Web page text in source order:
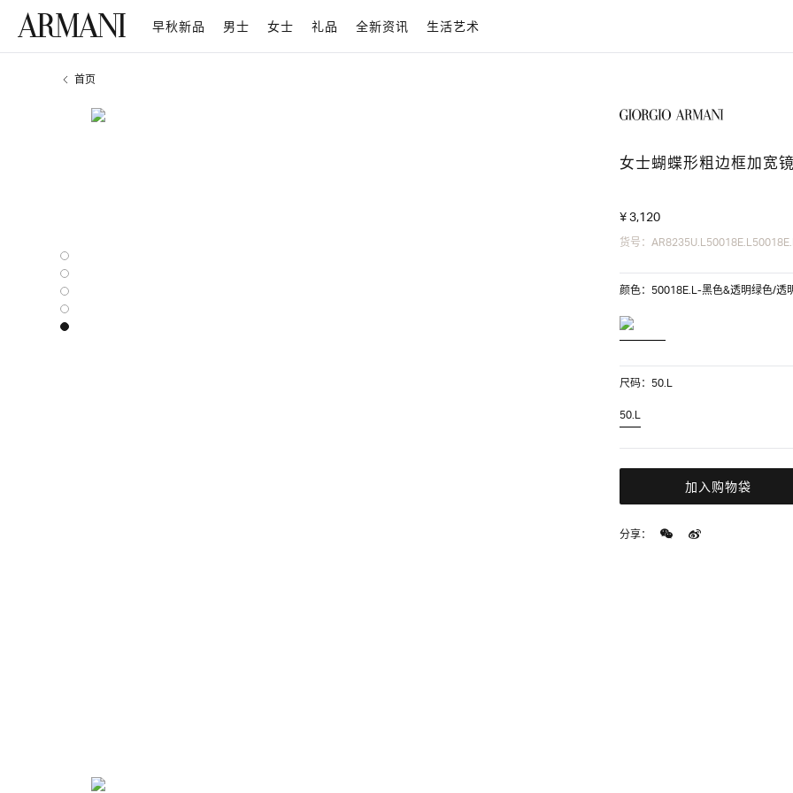
早秋新品 男士 女士 礼品 全新资讯 生活艺术
首页
女士蝴蝶形粗边框加宽
¥ 3,120
货号：
颜色：50018E.L-黑色&透明绿色/透
尺码：50.L
50.L
加入购物袋
分享：